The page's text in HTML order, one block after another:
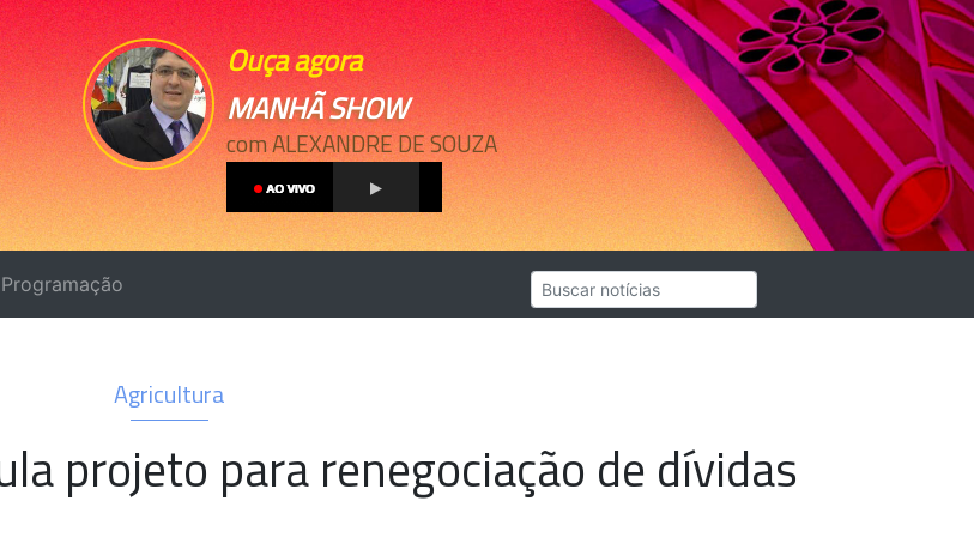
Ouça agora
MANHÃ SHOW
com ALEXANDRE DE SOUZA
Programação
Agricultura
projeto para renegociação de dívidas